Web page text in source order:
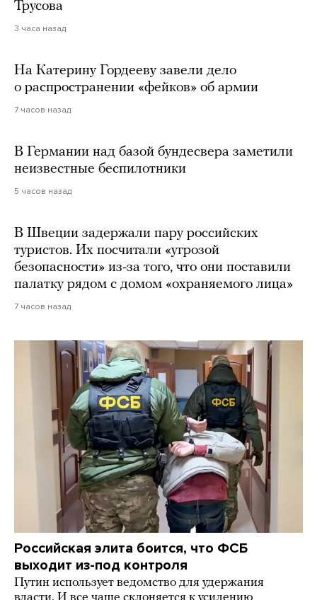
Трусова
3 часа назад
На Катерину Гордееву завели дело
о распространении «фейков» об армии
7 часов назад
В Германии над базой бундесвера заметили
неизвестные беспилотники
5 часов назад
В Швеции задержали пару российских
туристов. Их посчитали «угрозой
безопасности» из-за того, что они поставили
палатку рядом с домом «охраняемого лица»
7 часов назад
Российская элита боится, что ФСБ
выходит из-под контроля
Путин использует ведомство для удержания